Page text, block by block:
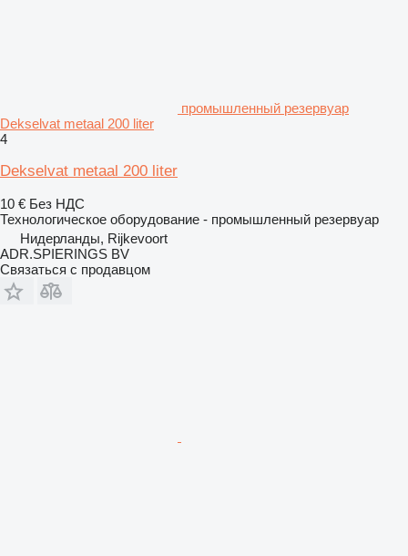
промышленный резервуар
Dekselvat metaal 200 liter
4
Dekselvat metaal 200 liter
10 € Без НДС
Технологическое оборудование - промышленный резервуар
Нидерланды, Rijkevoort
ADR.SPIERINGS BV
Связаться с продавцом